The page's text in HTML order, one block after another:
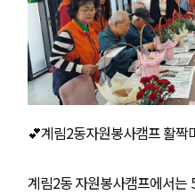
💕계림2동자원봉사캠프 활짝
계림2동 자원봉사캠프에서는